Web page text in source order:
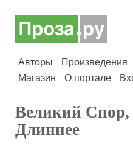
Авторы Произведения
Магазин
О портале
Великий
Длиннее